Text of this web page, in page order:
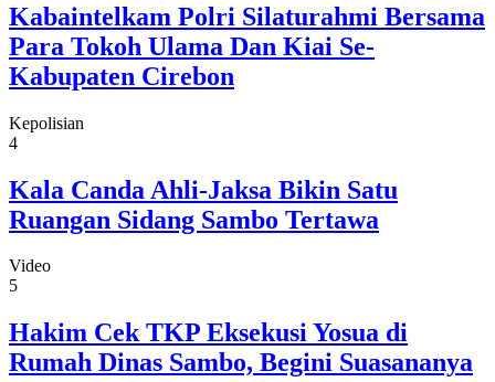
Kabaintelkam Polri Silaturahmi Bersama
Para Tokoh Ulama Dan Kiai Se-
Kabupaten Cirebon
Kepolisian
4
Kala Canda Ahli-Jaksa Bikin Satu
Ruangan Sidang Sambo Tertawa
Video
5
Hakim Cek TKP Eksekusi Yosua di
Rumah Dinas Sambo, Begini Suasananya